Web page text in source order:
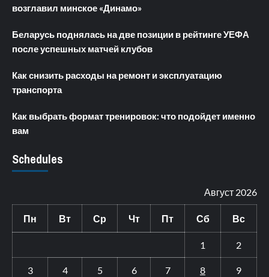
возглавил минское «Динамо»
Беларусь поднялась на две позиции в рейтинге УЕФА
после успешных матчей клубов
Как снизить расходы на ремонт и эксплуатацию
транспорта
Как выбрать формат тренировок: что подойдет именно
вам
Schedules
Август 2026
Пн Вт Ср Чт Пт Сб Вс
1 2
3 4 5 6 7 8 9